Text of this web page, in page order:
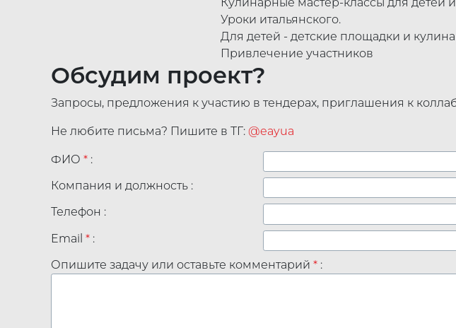
Уроки итальянского.
Для детей - детские площадки и
Привлечение участников
Обсудим проект?
Запросы, предложения к участию в тендерах, приглашения к
Не любите письма? Пишите в ТГ: @eayua
ФИО * :
Компания и должность :
Телефон :
Email * :
Опишите задачу или оставьте комментарий * :